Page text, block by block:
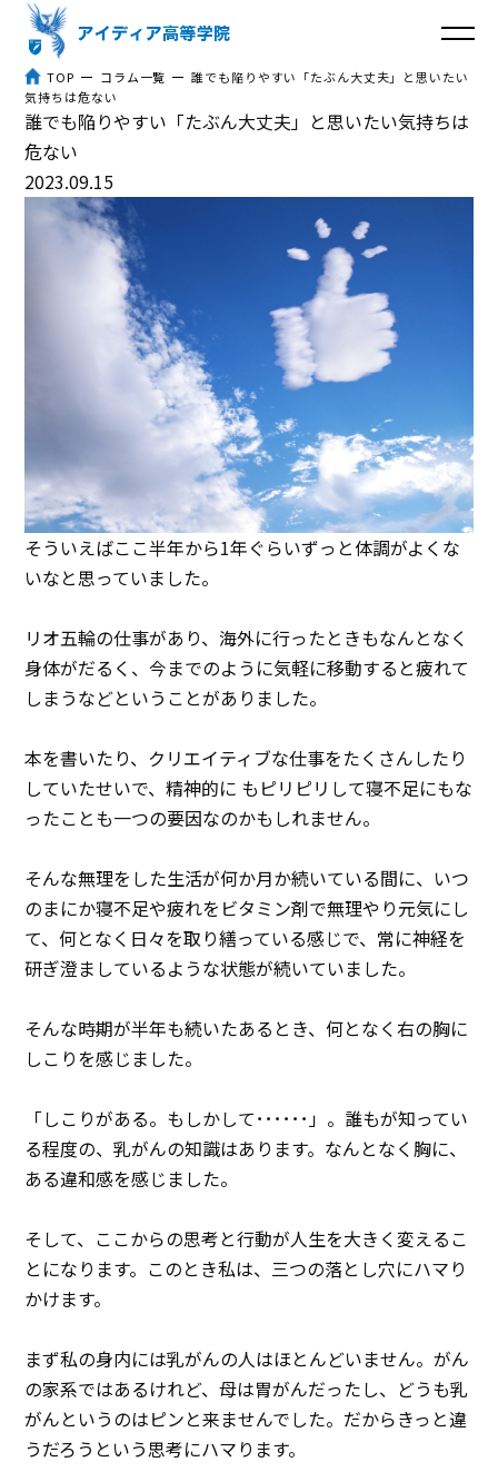
トップ
３つのポイント
入学までの流れ
よくあるご質問
コラム
イベント
お問い合わせ
TOP コラム一覧
誰でも陥りやすい「たぶん大丈夫」と思いたい
気持ちは危ない
誰でも陥りやすい「たぶん大丈夫」と思いたい気持ちは
危ない
2023.09.15
そういえばここ半年から1年ぐらいずっと体調がよくな
いなと思っていました。
リオ五輪の仕事があり、海外に行ったときもなんとなく
身体がだるく、今までのように気軽に移動すると疲れて
しまうなどということがありました。
本を書いたり、クリエイティブな仕事をたくさんしたり
していたせいで、精神的に もピリピリして寝不足にもな
ったことも一つの要因なのかもしれません。
そんな無理をした生活が何か月か続いている間に、いつ
のまにか寝不足や疲れをビタミン剤で無理やり元気にし
て、何となく日々を取り繕っている感じで、常に神経を
研ぎ澄ましているような状態が続いていました。
そんな時期が半年も続いたあるとき、何となく右の胸に
しこりを感じました。
「しこりがある。もしかして･･････」。誰もが知ってい
る程度の、乳がんの知識はあります。なんとなく胸に、
ある違和感を感じました。
そして、ここからの思考と行動が人生を大きく変えるこ
とになります。このとき私は、三つの落とし穴にハマり
かけます。
まず私の身内には乳がんの人はほとんどいません。がん
の家系ではあるけれど、母は胃がんだったし、どうも乳
がんというのはピンと来ませんでした。だからきっと違
うだろうという思考にハマります。